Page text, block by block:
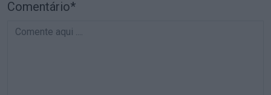
Comentário*